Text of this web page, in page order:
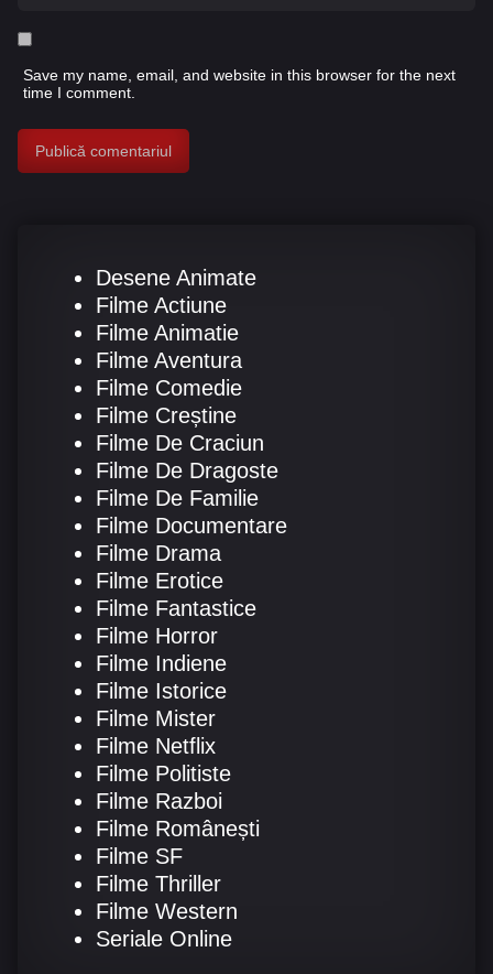
Save my name, email, and website in this browser for the next
time I comment.
Desene Animate
Filme Actiune
Filme Animatie
Filme Aventura
Filme Comedie
Filme Creștine
Filme De Craciun
Filme De Dragoste
Filme De Familie
Filme Documentare
Filme Drama
Filme Erotice
Filme Fantastice
Filme Horror
Filme Indiene
Filme Istorice
Filme Mister
Filme Netflix
Filme Politiste
Filme Razboi
Filme Românești
Filme SF
Filme Thriller
Filme Western
Seriale Online